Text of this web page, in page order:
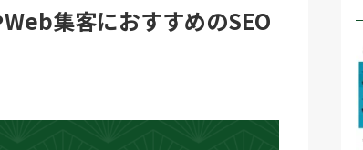
集客におすすめのSEO